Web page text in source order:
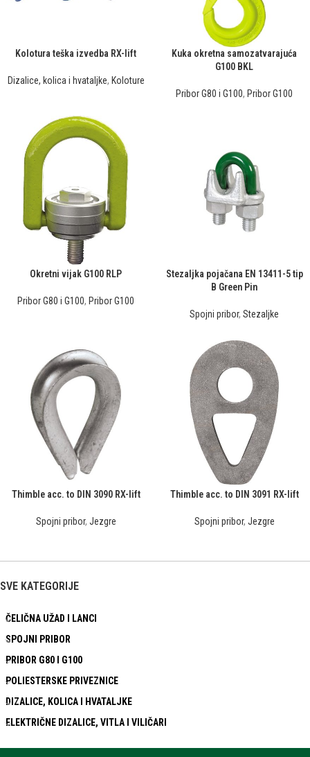
Kolotura teška izvedba RX-lift
Dizalice, kolica i hvataljke, Koloture
Kuka okretna samozatvarajuća
G100 BKL
Pribor G80 i G100, Pribor G100
Okretni vijak G100 RLP
Pribor G80 i G100, Pribor G100
Stezaljka pojačana EN 13411-5 tip
B Green Pin
Spojni pribor, Stezaljke
Thimble acc. to DIN 3090 RX-lift
Spojni pribor, Jezgre
Thimble acc. to DIN 3091 RX-lift
Spojni pribor, Jezgre
SVE KATEGORIJE
ČELIČNA UŽAD I LANCI
SPOJNI PRIBOR
PRIBOR G80 I G100
POLIESTERSKE PRIVEZNICE
DIZALICE, KOLICA I HVATALJKE
ELEKTRIČNE DIZALICE, VITLA I VILIČARI